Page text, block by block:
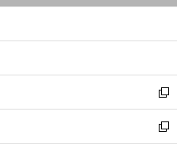
ン
ウ
開
く
新
し
い
ウ
新
し